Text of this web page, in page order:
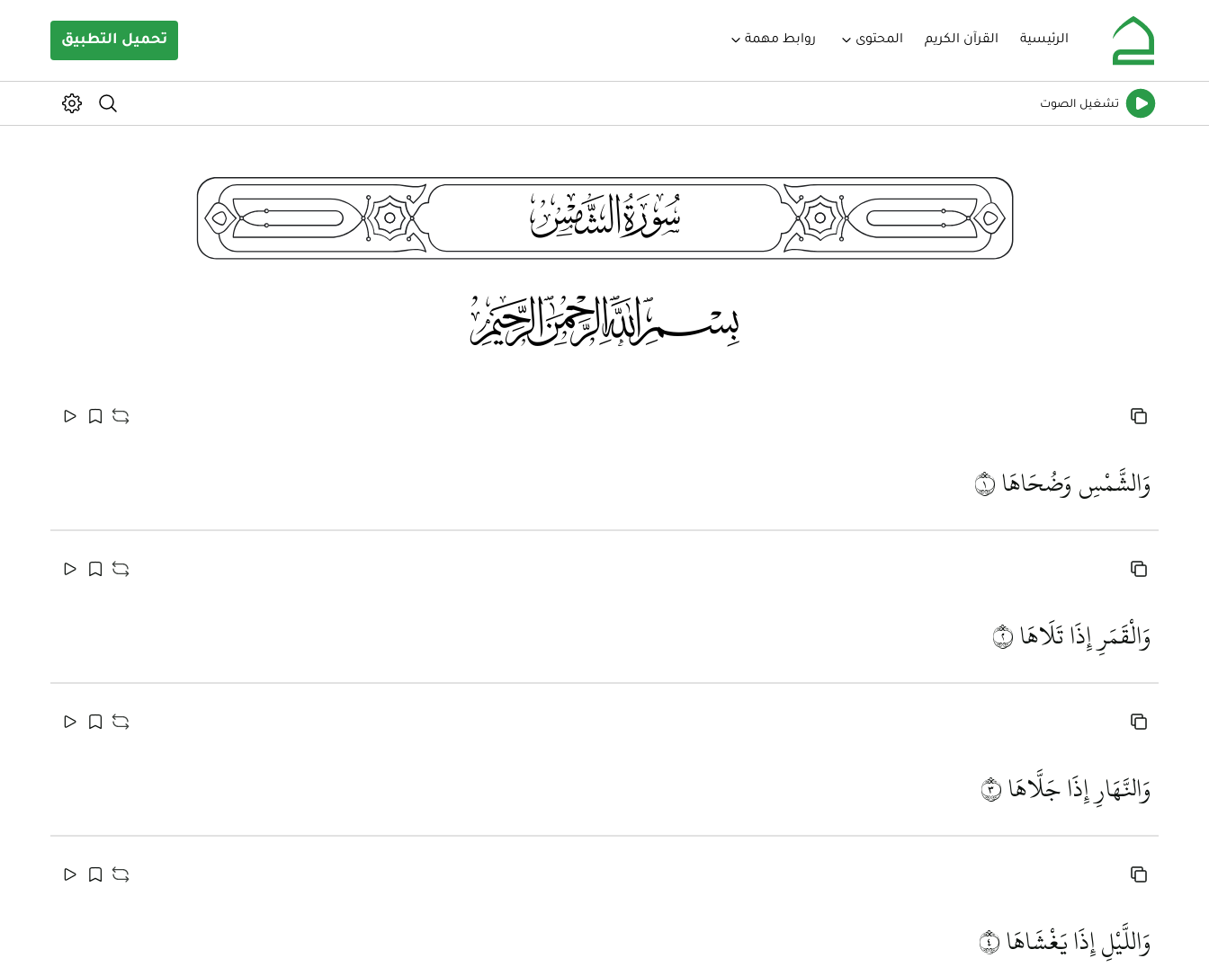
روابط مهمة المحتوى القرآن الكريم الرئيسية تحميل التطبيق
تشغيل الصوت
91
115
وَالشَّمْسِ وَضُحَاهَا١
وَالْقَمَرِ إِذَا تَلَاهَا٢
وَالنَّهَارِ إِذَا جَلَّاهَا٣
وَاللَّيْلِ إِذَا يَغْشَاهَا٤